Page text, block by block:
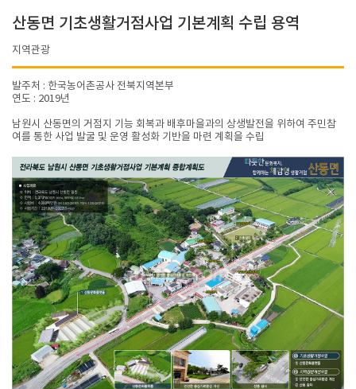
산동면 기초생활거점사업 기본계획 수립 용역
지역관광
발주처 : 한국농어촌공사 전북지역본부
연도 : 2019년
남원시 산동면의 거점지 기능 회복과 배후마을과의 상생발전을 위하여 주민참
여를 통한 사업 발굴 및 운영 활성화 기반을 마련 계획을 수립